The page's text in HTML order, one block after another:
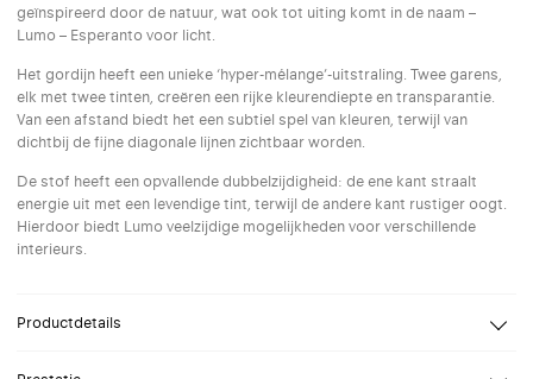
geïnspireerd door de natuur, wat ook tot uiting komt in de naam –
Lumo – Esperanto voor licht.
Het gordijn heeft een unieke ‘hyper-mélange’-uitstraling. Twee garens,
elk met twee tinten, creëren een rijke kleurendiepte en transparantie.
Van een afstand biedt het een subtiel spel van kleuren, terwijl van
dichtbij de fijne diagonale lijnen zichtbaar worden.
De stof heeft een opvallende dubbelzijdigheid: de ene kant straalt
energie uit met een levendige tint, terwijl de andere kant rustiger oogt.
Hierdoor biedt Lumo veelzijdige mogelijkheden voor verschillende
interieurs.
Productdetails